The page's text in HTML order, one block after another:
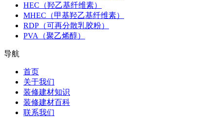
HEC（羟乙基纤维素）
MHEC（甲基羟乙基纤维素）
RDP（可再分散乳胶粉）
PVA（聚乙烯醇）
导航
首页
关于我们
装修建材知识
装修建材百科
联系我们